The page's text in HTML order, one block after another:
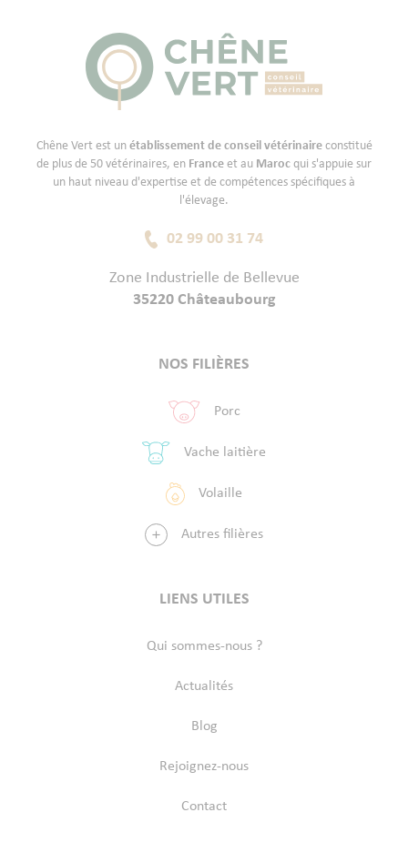
Chêne Vert est un établissement de conseil vétérinaireconstitué
de plus de 50 vétérinaires, en France et au Maroc qui s'appuie sur
un haut niveau d'expertise et de compétences spécifiques à
l'élevage.
02 99 00 31 74
Zone Industrielle de Bellevue
35220 Châteaubourg
NOS FILIÈRES
Porc
Vache laitière
Volaille
Autres filières
LIENS UTILES
Qui sommes-nous ?
Actualités
Blog
Rejoignez-nous
Contact